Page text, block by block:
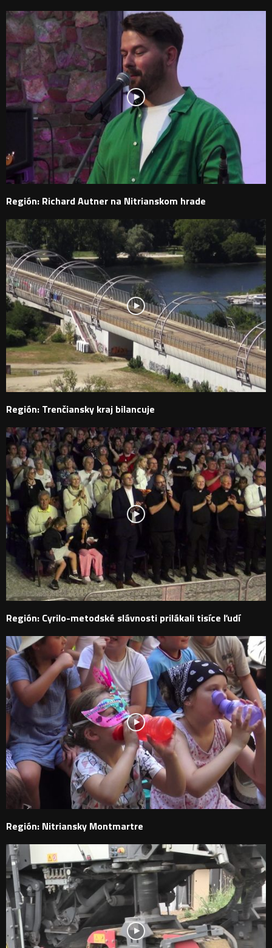
Región: Richard Autner na Nitrianskom hrade
Región: Trenčiansky kraj bilancuje
Región: Cyrilo-metodské slávnosti prilákali tisíce ľudí
Región: Nitriansky Montmartre